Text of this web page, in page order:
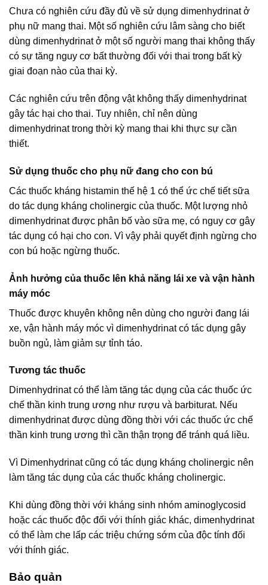
Chưa có nghiên cứu đầy đủ về sử dụng dimenhydrinat ở
phụ nữ mang thai. Một số nghiên cứu lâm sàng cho biết
dùng dimenhydrinat ở một số người mang thai không thấy
có sự tăng nguy cơ bất thường đối với thai trong bất kỳ
giai đoạn nào của thai kỳ.
Các nghiên cứu trên động vật không thấy dimenhydrinat
gây tác hại cho thai. Tuy nhiên, chỉ nên dùng
dimenhydrinat trong thời kỳ mang thai khi thực sự cần
thiết.
Sử dụng thuốc cho phụ nữ đang cho con bú
Các thuốc kháng histamin thế hệ 1 có thể ức chế tiết sữa
do tác dụng kháng cholinergic của thuốc. Một lượng nhỏ
dimenhydrinat được phân bố vào sữa mẹ, có nguy cơ gây
tác dụng có hại cho con. Vì vậy phải quyết định ngừng cho
con bú hoặc ngừng thuốc.
Ảnh hưởng của thuốc lên khả năng lái xe và vận hành
máy móc
Thuốc được khuyên không nên dùng cho người đang lái
xe, vận hành máy móc vì dimenhydrinat có tác dụng gây
buồn ngủ, làm giảm sự tỉnh táo.
Tương tác thuốc
Dimenhydrinat có thể làm tăng tác dụng của các thuốc ức
chế thần kinh trung ương như rượu và barbiturat. Nếu
dimenhydrinat được dùng đồng thời với các thuốc ức chế
thần kinh trung ương thì cần thận trọng để tránh quá liều.
Vì Dimenhydrinat cũng có tác dụng kháng cholinergic nên
làm tăng tác dụng của các thuốc kháng cholinergic.
Khi dùng đồng thời với kháng sinh nhóm aminoglycosid
hoặc các thuốc độc đối với thính giác khác, dimenhydrinat
có thể làm che lấp các triệu chứng sớm của độc tính đối
với thính giác.
Bảo quản